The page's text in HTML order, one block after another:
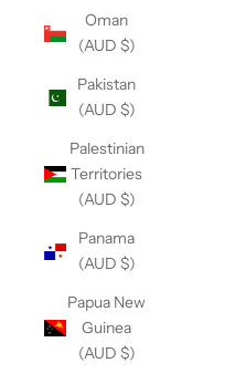
Oman
(AUD $)
Pakistan
(AUD $)
Palestinian
Territories
(AUD $)
Panama
(AUD $)
Papua New
Guinea
(AUD $)